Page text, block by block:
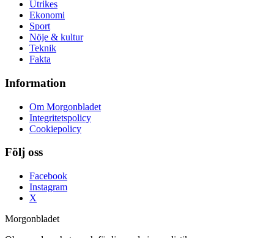
Utrikes
Ekonomi
Sport
Nöje & kultur
Teknik
Fakta
Information
Om Morgonbladet
Integritetspolicy
Cookiepolicy
Följ oss
Facebook
Instagram
X
Morgonbladet